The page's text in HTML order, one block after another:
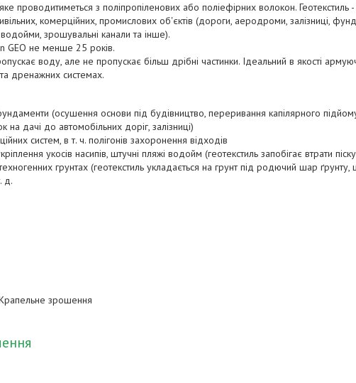
проводитиметься з поліпропіленових або поліефірних волокон. Геотекстиль
комерційних, промислових об'єктів (дороги, аеродроми, залізниці,
водойми, зрошувальні канали та інше).
GEO не менше 25 років.
воду, але не пропускає більш дрібні частинки. Ідеальний в якості
дренажних системах.
(осушення основи під будівництво, переривання капілярного
дачі до автомобільних доріг, залізниці)
систем, в т. ч. полігонів захоронення відходів
укосів насипів, штучні пляжі водойм (геотекстиль запобігає втрати
грунтах (геотекстиль укладається на грунт під родючий шар ґрунту,
д.
зрошення